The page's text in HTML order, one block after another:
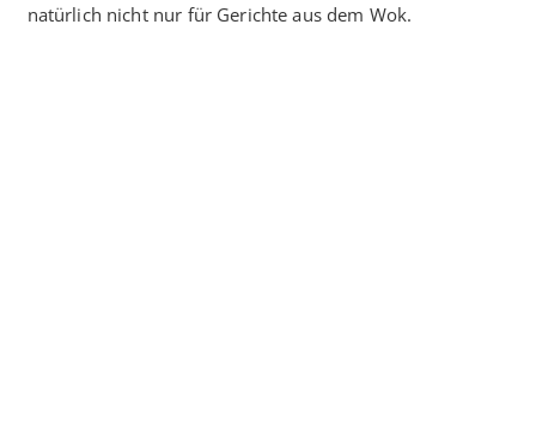
natürlich nicht nur für Gerichte aus dem Wok.